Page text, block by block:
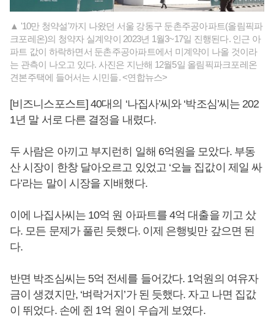
▲ '10만 청약설'까지 나왔던 서울 강동구 둔촌주공아파트(올림픽파
크포레온)의 청약자 실계약이 2023년 1월3~17일 진행된다. 인근 아
파트 값이 하락하면서 둔촌주공아파트에서 미계약이 나올 것이라
는 관측이 나오고 있다. 사진은 지난해 12월5일 올림픽파크포레온
견본주택에 들어서는 시민들. <연합뉴스>
[비즈니스포스트] 40대의 ‘나집사’씨와 ‘박조심’씨는 202
1년 말 서로 다른 결정을 내렸다.
두 사람은 아끼고 부지런히 일해 6억원을 모았다. 부동
산 시장이 한창 달아오르고 있었고 ‘오늘 집값이 제일 싸
다’라는 말이 시장을 지배했다.
이에 나집사씨는 10억 원 아파트를 4억 대출을 끼고 샀
다. 모든 문제가 풀린 듯했다. 이제 은행빚만 갚으면 된
다.
반면 박조심씨는 5억 전세를 들어갔다. 1억원의 여유자
금이 생겼지만, ‘벼락거지’가 된 듯했다. 자고 나면 집값
이 뛰었다. 손에 쥔 1억 원이 우습게 보였다.